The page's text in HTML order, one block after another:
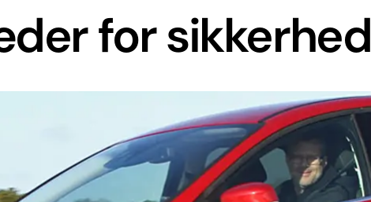
for sikkerhed